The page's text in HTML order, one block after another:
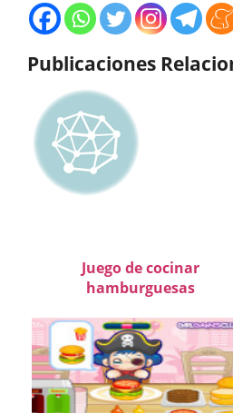
Publicaciones
Juego de cocinar
hamburguesas